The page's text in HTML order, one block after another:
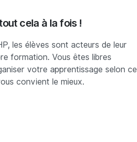
cela à la fois !
les élèves sont acteurs de leur
formation. Vous êtes libres
votre apprentissage selon ce
convient le mieux.